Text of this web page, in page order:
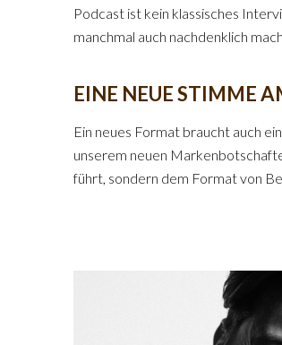
Podcast ist kein klassisches
manchmal auch nachdenklich
EINE NEUE STIMME
Ein neues Format braucht auch
unserem neuen
führt, sondern dem Format von